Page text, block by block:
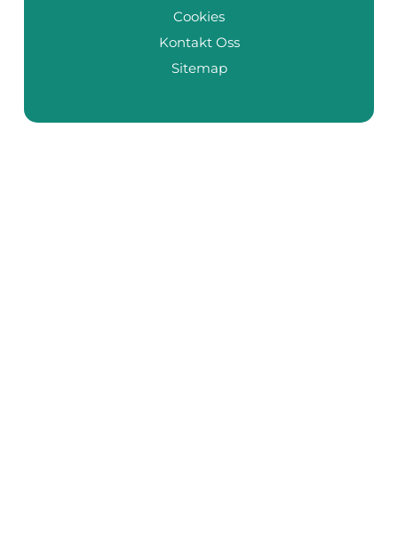
Cookies
Kontakt Oss
Sitemap